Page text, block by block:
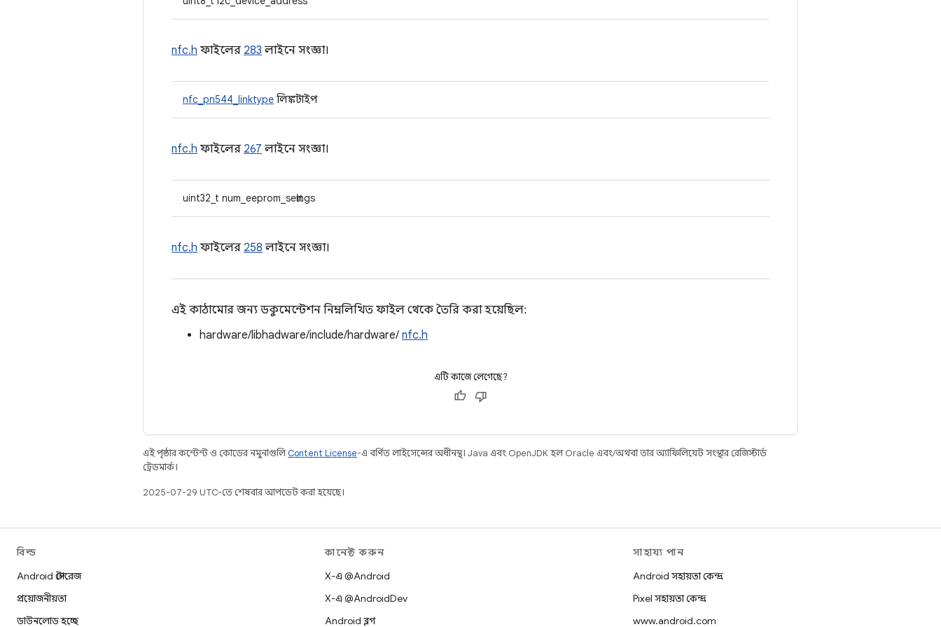
nfc.h ফাইলের 283 লাইনে সংজ্ঞা।
nfc_pn544_linktype লিঙ্কটাইপ
nfc.h ফাইলের 267 লাইনে সংজ্ঞা।
uint32_t num_eeprom_settings
nfc.h ফাইলের 258 লাইনে সংজ্ঞা।
এই কাঠামোর জন্য ডকুমেন্টেশন নিম্নলিখিত ফাইল থেকে তৈরি করা হয়েছিল:
hardware/libhadware/include/hardware/ nfc.h
এটি কাজে লেগেছে?
এই পৃষ্ঠার কন্টেন্ট ও কোডের নমুনাগুলিContent License-এ বর্ণিত লাইসেন্সের অধীনস্থ। Java এবং OpenJDK হল Oracle এবং/অথবা তার অ্যাফিলিয়েট সংস্থার রেজিস্টার্ড
ট্রেডমার্ক।
2025-07-29 UTC-তে শেষবার আপডেট করা হয়েছে।
বিল্ড
Android স্টোরেজ
প্রয়োজনীয়তা
ডাউনলোড হচ্ছে
কানেক্ট করুন
X-এ @Android
X-এ @AndroidDev
Android ব্লগ
সাহায্য পান
Android সহায়তা কেন্দ্র
Pixel সহায়তা কেন্দ্র
www.android.com